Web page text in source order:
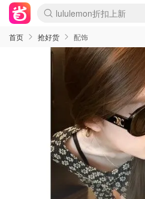
Sasa美妆护肤3.5折
SSENSE年中2.5折
FreshBeauty好价汇总
Cettire降价+叠9折
WWS Coles超市实拍
viagogo二手票捡漏
Myer折扣汇总
The Outnet奢牌1折起
David Jones 3折起
Flannels大牌1折
Perfumes Club护肤1折
AMIRO面罩$251
Amazon折扣汇总
Amazon数码好物
ThedoubleF高奢地板价
Moose Knuckles 6折
EUFY摄像头$98
Selenichast首饰2折
悉尼-墨尔本机票$29
Amazon家居好物
Amazon美妆护肤
雅漾大喷$8
过敏原检测盒$33
科颜氏高保湿面霜$29
SEALIFE海洋馆门票6折
丝塔芙大白罐$16
订阅Newsletter送香薰
Harrods圣诞日历$525
LN-CC奢牌私促
d'Alba空姐喷雾$16
EVE LOM套装£56
Bernardelli独家4折
Adore Beauty 6折起
Mytheresa奢品2.7折
Currentbody美容仪$881
MOON Garden Live
CR洗护套装$23
GANNI官网4.5折
Stylevana韩妆4折
Tessabit高奢8.5折
OGX洗发水$11
Amazon阿德莱德次日达
卡诗8.5折+赠礼
Philips Hue灯具8折
La Mer送8件礼值$529
始祖鸟 石头岛 8折
雅诗兰黛7.5折+赠礼
祖玛珑赠5件礼
惊❗️修丽可赠42ml精华
Loewe/BBR高奢8折
黑五价❗阿玛尼全场8折
Crocs洞洞鞋$36
A王情侣卫衣推荐
三星4K智能电视$664
倩碧7.5折+赠$110礼
Bobbi Brown 8折+赠礼
M.A.C 7.5折+赠彩妆套装
首页 抢好货 配饰